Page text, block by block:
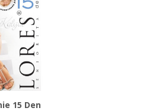
15 Den